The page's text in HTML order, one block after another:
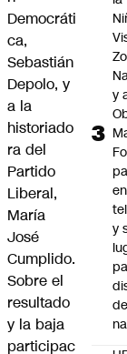
Democráti
ca,
Sebastián
Depolo, y
a la
historiado
ra del
Partido
Liberal,
María
José
Cumplido.
Sobre el
resultado
y la baja
participac
y
en
y